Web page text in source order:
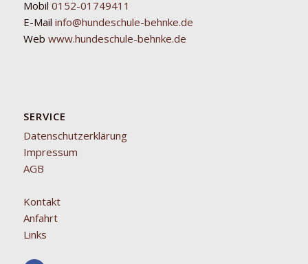
Mobil 0152-01749411
E-Mail info@hundeschule-behnke.de
Web www.hundeschule-behnke.de
SERVICE
Datenschutzerklärung
Impressum
AGB
Kontakt
Anfahrt
Links